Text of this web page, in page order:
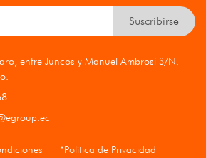
Suscribirse
entre Juncos y Manuel Ambrosi S/N.
*Política de Privacidad